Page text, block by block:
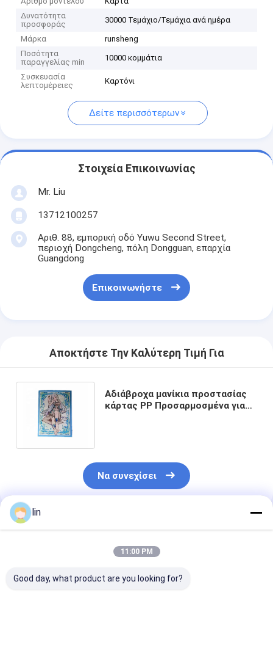
Δυνατότητα
προσφοράς
30000 Τεμάχιο/Τεμάχια ανά ημέρα
Μάρκα
runsheng
Ποσότητα
παραγγελίας min
10000 κομμάτια
Συσκευασία
λεπτομέρειες
Καρτόνι
Δείτε περισσότερων
Στοιχεία Επικοινωνίας
Mr. Liu
13712100257
Αριθ. 88, εμπορική οδό Yuwu Second Street,
περιοχή Dongcheng, πόλη Dongguan, επαρχία
Guangdong
Επικοινωνήστε
Αποκτήστε Την Καλύτερη Τιμή Για
Αδιάβροχα μανίκια προστασίας
κάρτας PP Προσαρμοσμένα για
Να συνεχίσει
Συνιστώμενα Προϊόντα
lin
11:00 PM
Good day, what product are you looking for?